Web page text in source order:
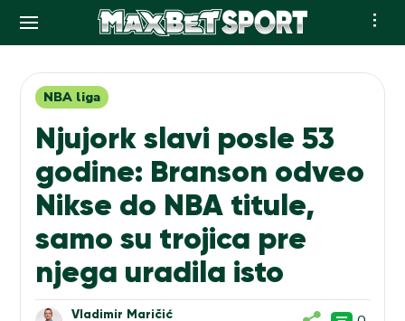
contentNBA liga
Njujork slavi posle 53
godine: Branson odveo
Nikse do NBA titule,
samo su trojica pre
njega uradila isto
Vladimir Maričić